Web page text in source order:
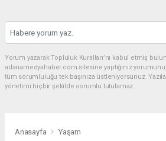
Yorum yazarak Topluluk Kuralları’nı kabul etmiş
adanamedyahaber.com sitesine yaptığınız
tüm sorumluluğu tek başınıza üstleniyorsunuz.
yönetimi hiçbir şekilde sorumlu tutulamaz.
Anasayfa Yaşam